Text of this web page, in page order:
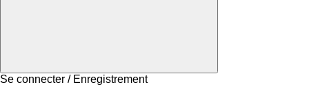
Se connecter / Enregistrement